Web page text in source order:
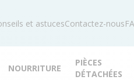
et astucesContactez-nous
NOURRITURE
PIÈCES
DÉTACHÉES